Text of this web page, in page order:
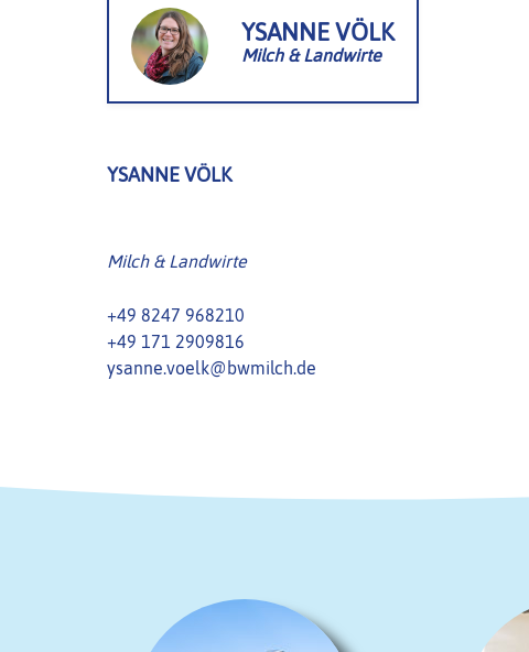
YSANNE VÖLK
Milch & Landwirte
YSANNE VÖLK
Milch & Landwirte
+49 8247 968210
+49 171 2909816
ysanne.voelk@bwmilch.de